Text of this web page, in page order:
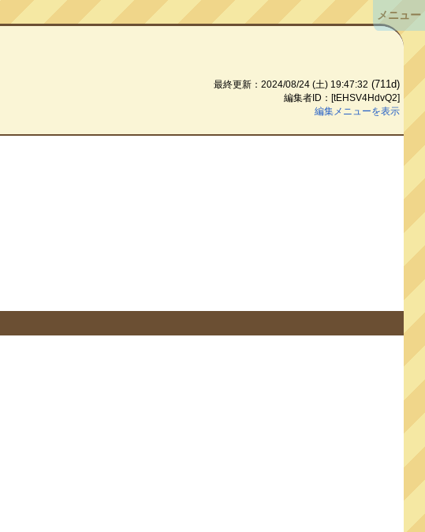
最終更新：2024/08/24 (土) 19:47:32 (711d)
編集者ID：[tEHSV4HdvQ2]
編集メニューを表示
メニュー